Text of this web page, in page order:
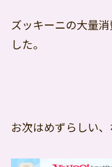
ズッキーニの大量
した。
お次はめずらしい